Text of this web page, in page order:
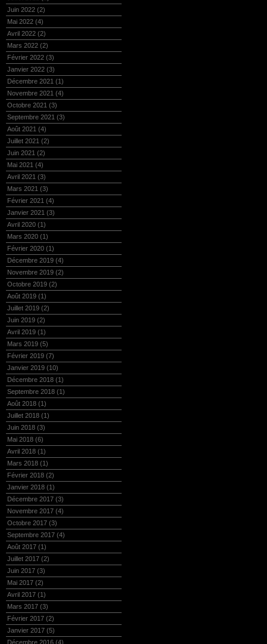
Juin 2022 (2)
Mai 2022 (4)
Avril 2022 (2)
Mars 2022 (2)
Février 2022 (3)
Janvier 2022 (3)
Décembre 2021 (1)
Novembre 2021 (4)
Octobre 2021 (3)
Septembre 2021 (3)
Août 2021 (4)
Juillet 2021 (2)
Juin 2021 (2)
Mai 2021 (4)
Avril 2021 (3)
Mars 2021 (3)
Février 2021 (4)
Janvier 2021 (3)
Avril 2020 (1)
Mars 2020 (1)
Février 2020 (1)
Décembre 2019 (4)
Novembre 2019 (2)
Octobre 2019 (2)
Août 2019 (1)
Juillet 2019 (2)
Juin 2019 (2)
Avril 2019 (1)
Mars 2019 (5)
Février 2019 (7)
Janvier 2019 (10)
Décembre 2018 (1)
Septembre 2018 (1)
Août 2018 (1)
Juillet 2018 (1)
Juin 2018 (3)
Mai 2018 (6)
Avril 2018 (1)
Mars 2018 (1)
Février 2018 (2)
Janvier 2018 (1)
Décembre 2017 (3)
Novembre 2017 (4)
Octobre 2017 (3)
Septembre 2017 (4)
Août 2017 (1)
Juillet 2017 (2)
Juin 2017 (3)
Mai 2017 (2)
Avril 2017 (1)
Mars 2017 (3)
Février 2017 (2)
Janvier 2017 (5)
Décembre 2016 (4)